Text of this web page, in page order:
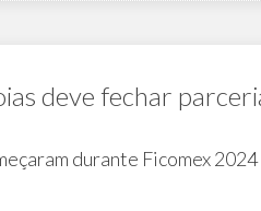
deve fechar
durante Ficomex 2024